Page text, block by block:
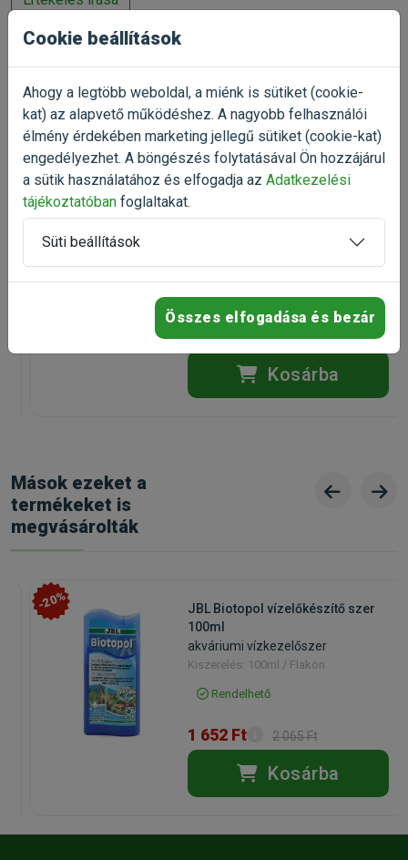
romlását.
garnéla liszt, búza gluten, búzacsíra, almarost, élesztő
kivonat, cékla. Adalékanyagok: antioxidánsok.
Analitikai összetétel:
Fehérje 40%, zsírok: 8%, nyers rost 3%, nyers hamu 8%
Kapható kiszerelések:
Kiszerelés:38g / Doboz
Nettó ár:1 688,98 Ft
Törékeny:Nem
Állatorvosi:Nem
Talán ezek is
érdekelnek
-25%
Tetra AquaSafe Antistress
Kiszerelés: 100ml / Flakon
Raktáron
1 432 Ft 1 909 Ft
Kosárba
Mások ezeket a
termékeket is
megvásárolták
-20%
JBL Biotopol vízelőkészítő szer
100ml
akváriumi vízkezelőszer
Kiszerelés: 100ml / Flakon
Rendelhető
1 652 Ft 2 065 Ft
Kosárba
Cookie beállítások
Ahogy a legtöbb weboldal, a miénk is sütiket (cookie-
kat) az alapvető működéshez. A nagyobb felhasználói
élmény érdekében marketing jellegű sütiket (cookie-kat)
engedélyezhet. A böngészés folytatásával Ön hozzájárul
a sütik használatához és elfogadja az Adatkezelési
tájékoztatóban foglaltakat.
Süti beállítások
Összes elfogadása és bezár